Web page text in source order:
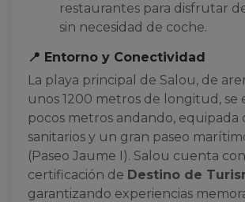
restaurantes para disfrutar
sin necesidad de coche.
📍 Entorno y Conectividad
La playa principal de Salou, de
unos 1200 metros de longitud, se
pocos metros andando, equipada
sanitarios y un gran paseo
(Paseo Jaume I). Salou cuenta
certificación de Destino de
garantizando experiencias